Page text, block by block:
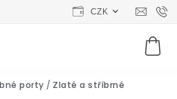
CZK
porty / Zlaté a stříbrné